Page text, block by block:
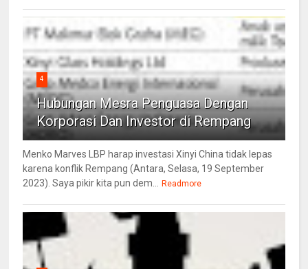
4
Hubungan Mesra Penguasa Dengan
Korporasi Dan Investor di Rempang
Menko Marves LBP harap investasi Xinyi China tidak lepas
karena konflik Rempang (Antara, Selasa, 19 September
2023). Saya pikir kita pun dem...
Readmore